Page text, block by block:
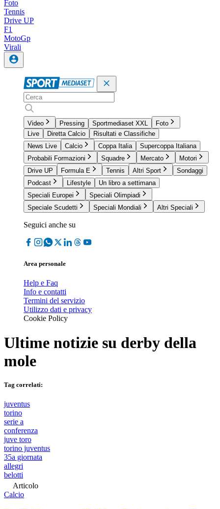
Foto
Tennis
Drive UP
F1
MotoGp
Virali
Video Pressing Sportmediaset XXL
Foto
Live
Diretta Calcio
Risultati e Classifiche
News Live
Calcio Coppa Italia
Supercoppa Italiana
Probabili Formazioni
Squadre Mercato
Motori
Drive UP
Formula E Tennis Altri Sport
Sondaggi
Podcast
Lifestyle
Un libro a settimana
Speciali Europei
Speciali Olimpiadi
Speciale Scudetti
Speciali Mondiali Altri Speciali
Seguici anche su
Area personale
Help e Faq
Info e contatti
Termini del servizio
Utilizzo dati e privacy
Cookie Policy
Ultime notizie su derby della
mole
Tag correlati:
juventus
torino
serie a
conferenza
juve toro
torino juventus
35a giornata
allegri
belotti
Articolo
Calcio